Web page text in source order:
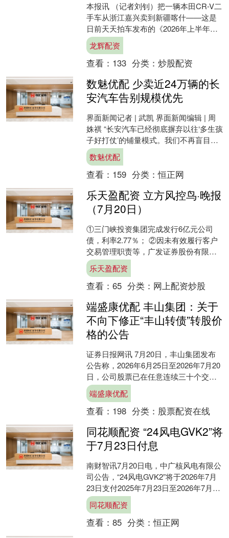
本报讯 （记者刘钊）把一辆本田CR-V二
手车从浙江嘉兴卖到新疆喀什——这是
日前天天拍车发布的《2026年上半年个
人卖车暨二手车流通报告》（以下简
称“报告”）中披....
龙辉配资
查看： 133 分类： 炒股配资
数魅优配 少卖近24万辆的长
安汽车告别规模优先
界面新闻记者 | 武凯 界面新闻编辑 | 周
姝祺 “长安汽车已经彻底摒弃以往‘多生孩
子好打仗’的铺量模式。我们不再盲目追
逐产销规模，现阶段经营核心原则是量
利兼顾....
数魅优配
查看： 159 分类：恒正网
乐天盈配资 立方风控鸟·晚报
（7月20日）
①三门峡投资集团完成发行6亿元公司
债，利率2.77％； ②因未有效履行客户
交易管理职责等，广发证券股份有限公
司被上交所予以书面警示； ③因部分募
集资金未按约定用....
乐天盈配资
查看： 65 分类： 网上配资炒股
端盛康优配 丰山集团：关于
不向下修正“丰山转债”转股价
格的公告
证券日报网讯 7月20日，丰山集团发布
公告称，2026年6月25日至2026年7月20
日，公司股票已在任意连续三十个交易
日中至少有十五个交易日的收盘价低于
当期转....
端盛康优配
查看： 198 分类： 股票配资在线
同花顺配资 “24风电GVK2”将
于7月23日付息
南财智讯7月20日电，中广核风电有限公
司公告，“24风电GVK2”将于2026年7月
23日支付2025年7月23日至2026年7月22
日期间的利息。本期债券票面....
同花顺配资
查看： 85 分类：恒正网